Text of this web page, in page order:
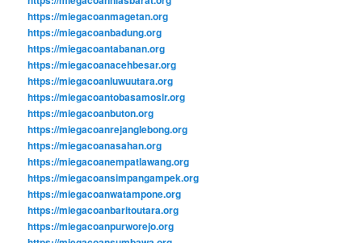
https://miegacoanmagetan.org
https://miegacoanbadung.org
https://miegacoantabanan.org
https://miegacoanacehbesar.org
https://miegacoanluwuutara.org
https://miegacoantobasamosir.org
https://miegacoanbuton.org
https://miegacoanrejanglebong.org
https://miegacoanasahan.org
https://miegacoanempatlawang.org
https://miegacoansimpangampek.org
https://miegacoanwatampone.org
https://miegacoanbaritoutara.org
https://miegacoanpurworejo.org